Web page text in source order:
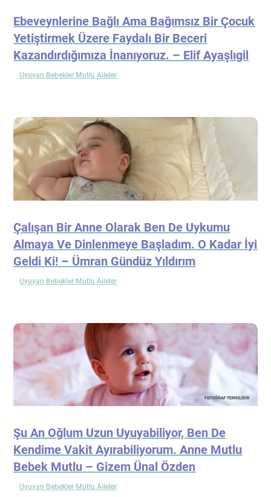
Ebeveynlerine Bağlı Ama Bağımsız Bir Çocuk
Yetiştirmek Üzere Faydalı Bir Beceri
Kazandırdığımıza İnanıyoruz. – Elif Ayaşlıgil
Uyuyan Bebekler Mutlu Aileler
Çalışan Bir Anne Olarak Ben De Uykumu
Almaya Ve Dinlenmeye Başladım. O Kadar İyi
Geldi Ki! – Ümran Gündüz Yıldırım
Uyuyan Bebekler Mutlu Aileler
Şu An Oğlum Uzun Uyuyabiliyor, Ben De
Kendime Vakit Ayırabiliyorum. Anne Mutlu
Bebek Mutlu – Gizem Ünal Özden
Uyuyan Bebekler Mutlu Aileler